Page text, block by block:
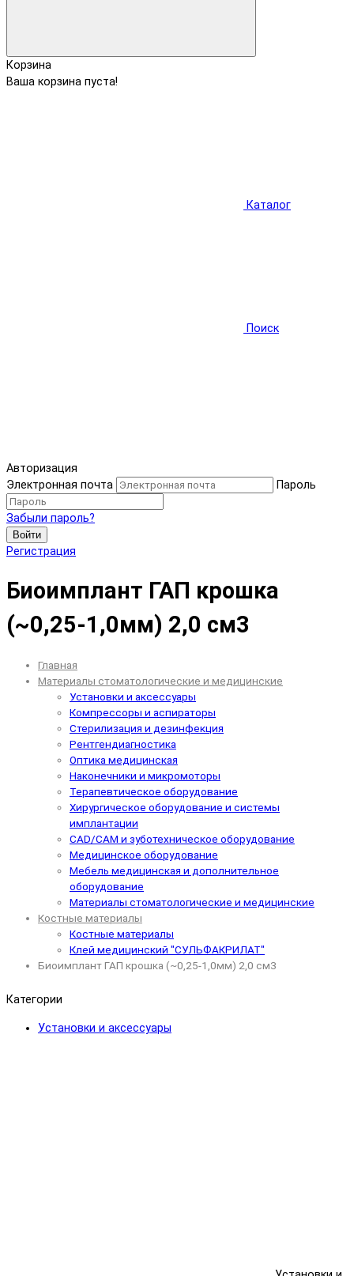
Корзина
Ваша корзина пуста!
Каталог
Поиск
Авторизация
Электронная почта
Пароль
Забыли пароль?
Войти
Регистрация
Биоимплант ГАП крошка
(~0,25-1,0мм) 2,0 см3
Главная
Материалы стоматологические и медицинские
Установки и аксессуары
Компрессоры и аспираторы
Стерилизация и дезинфекция
Рентгендиагностика
Оптика медицинская
Наконечники и микромоторы
Терапевтическое оборудование
Хирургическое оборудование и системы
имплантации
CAD/CAM и зуботехническое оборудование
Медицинское оборудование
Мебель медицинская и дополнительное
оборудование
Материалы стоматологические и медицинские
Костные материалы
Костные материалы
Клей медицинский "СУЛЬФАКРИЛАТ"
Биоимплант ГАП крошка (~0,25-1,0мм) 2,0 см3
Категории
Установки и аксессуары